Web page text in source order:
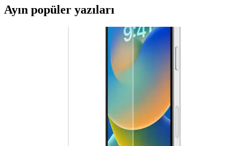
Ayın popüler yazıları